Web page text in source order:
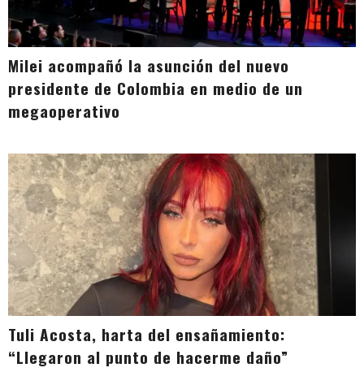
Milei acompañó la asunción del nuevo
presidente de Colombia en medio de un
megaoperativo
Tuli Acosta, harta del ensañamiento:
“Llegaron al punto de hacerme daño”